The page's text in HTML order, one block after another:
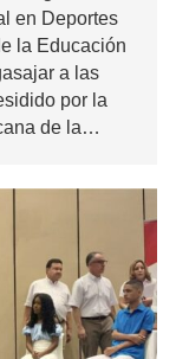
en Deportes
la Educación
a las
por la
de la…